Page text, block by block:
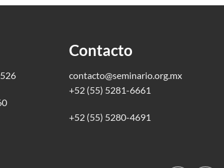
Contacto
contacto@seminario.org.mx
+52 (55) 5281-6661
+52 (55) 5280-4691